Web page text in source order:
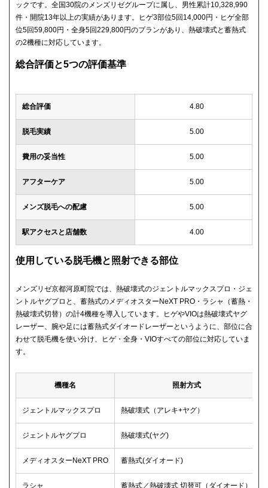
ックです。全国30院のメンズリゼグループに属し、男性累計10,328,990
件・開院13年以上の実績があります。ヒゲ3部位5回14,000円・ヒゲ全部
位5回59,800円・全身5回229,800円のプランがあり、熱破壊式と蓄熱式
の2機種に対応しています。
総合評価と5つの評価基準
総合評価 4.80
脱毛実績 5.00
費用の妥当性 5.00
アフターケア 5.00
メンズ脱毛への配慮 5.00
駅アクセスと店舗数 4.00
使用している脱毛機と照射できる部位
メンズリゼ京都河原町院では、熱破壊式のジェントルマックスプロ・ジェ
ントルヤグプロと、蓄熱式のメディオスターNeXT PRO・ラシャ（蓄熱・
熱破壊式切替）の計4機種を導入しています。ヒゲやVIOは熱破壊式ヤグ
レーザー、腕や足には蓄熱式ダイオードレーザーというように、部位に合
わせて脱毛機を使い分け、ヒゲ・全身・VIOすべての部位に対応していま
す。
機種名 照射方式
ジェントルマックスプロ 熱破壊式（アレキ+ヤグ）
ジェントルヤグプロ 熱破壊式(ヤグ)
メディオスターNeXT PRO 蓄熱式(ダイオード)
ラシャ 蓄熱式／熱破壊式 切替可（ダイオード）